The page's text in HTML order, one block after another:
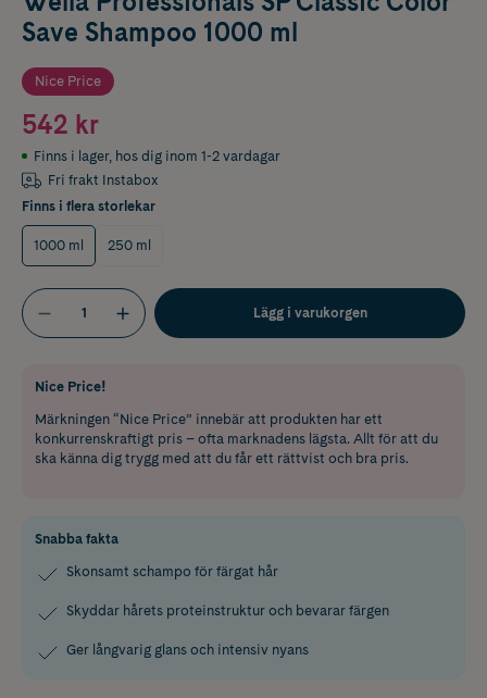
Save Shampoo 1000 ml
Nice Price
542 kr
Finns i lager, hos dig inom 1-2 vardagar
Fri frakt Instabox
Finns i flera storlekar
1000 ml 250 ml
Lägg i varukorgen
Nice Price!
Märkningen “Nice Price” innebär att produkten har ett
konkurrenskraftigt pris – ofta marknadens lägsta. Allt för att du
ska känna dig trygg med att du får ett rättvist och bra pris.
Snabba fakta
Skonsamt schampo för färgat hår
Skyddar hårets proteinstruktur och bevarar färgen
Ger långvarig glans och intensiv nyans